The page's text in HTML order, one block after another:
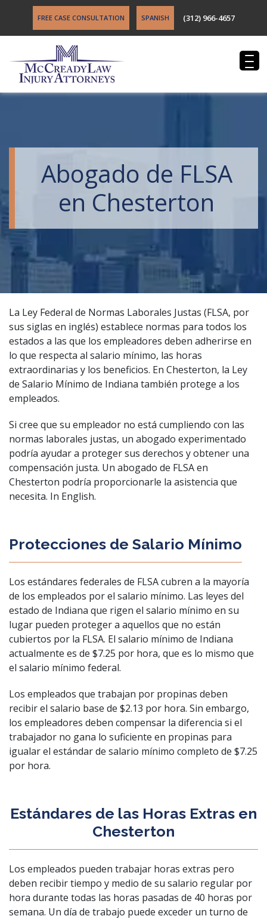
FREE CASE CONSULTATION SPANISH (312) 966-4657
Abogado de FLSA
en Chesterton
La Ley Federal de Normas Laborales Justas (FLSA, por
sus siglas en inglés) establece normas para todos los
estados a las que los empleadores deben adherirse en
lo que respecta al salario mínimo, las horas
extraordinarias y los beneficios. En Chesterton, la Ley
de Salario Mínimo de Indiana también protege a los
empleados.
Si cree que su empleador no está cumpliendo con las
normas laborales justas, un abogado experimentado
podría ayudar a proteger sus derechos y obtener una
compensación justa. Un abogado de FLSA en
Chesterton podría proporcionarle la asistencia que
necesita. In English.
Protecciones de Salario Mínimo
Los estándares federales de FLSA cubren a la mayoría
de los empleados por el salario mínimo. Las leyes del
estado de Indiana que rigen el salario mínimo en su
lugar pueden proteger a aquellos que no están
cubiertos por la FLSA. El salario mínimo de Indiana
actualmente es de $7.25 por hora, que es lo mismo que
el salario mínimo federal.
Los empleados que trabajan por propinas deben
recibir el salario base de $2.13 por hora. Sin embargo,
los empleadores deben compensar la diferencia si el
trabajador no gana lo suficiente en propinas para
igualar el estándar de salario mínimo completo de $7.25
por hora.
Estándares de las Horas Extras en
Chesterton
Los empleados pueden trabajar horas extras pero
deben recibir tiempo y medio de su salario regular por
hora durante todas las horas pasadas de 40 horas por
semana. Un día de trabajo puede exceder un turno de